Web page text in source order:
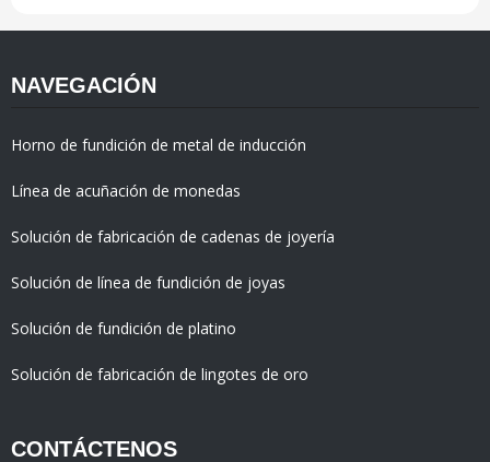
NAVEGACIÓN
Horno de fundición de metal de inducción
Línea de acuñación de monedas
Solución de fabricación de cadenas de joyería
Solución de línea de fundición de joyas
Solución de fundición de platino
Solución de fabricación de lingotes de oro
CONTÁCTENOS